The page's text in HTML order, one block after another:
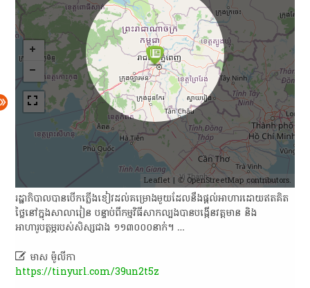
Leaflet | © OpenStreetMapcontributors.
រដ្ឋាភិបាលបានបើកភ្លើងខៀវដល់គម្រោងមួយដែលនឹងផ្តល់អាហារដោយឥតគិត
ថ្លៃនៅក្នុងសាលារៀន បន្ទាប់ពីកម្មវិធីសាកល្បងបានបង្កើនវត្តមាន និង
អាហារូបត្ថម្ភរបស់សិស្សជាង ១១៣០០០នាក់។​ …
 មាស ម៉ូលីកា
https://tinyurl.com/39un2t5z